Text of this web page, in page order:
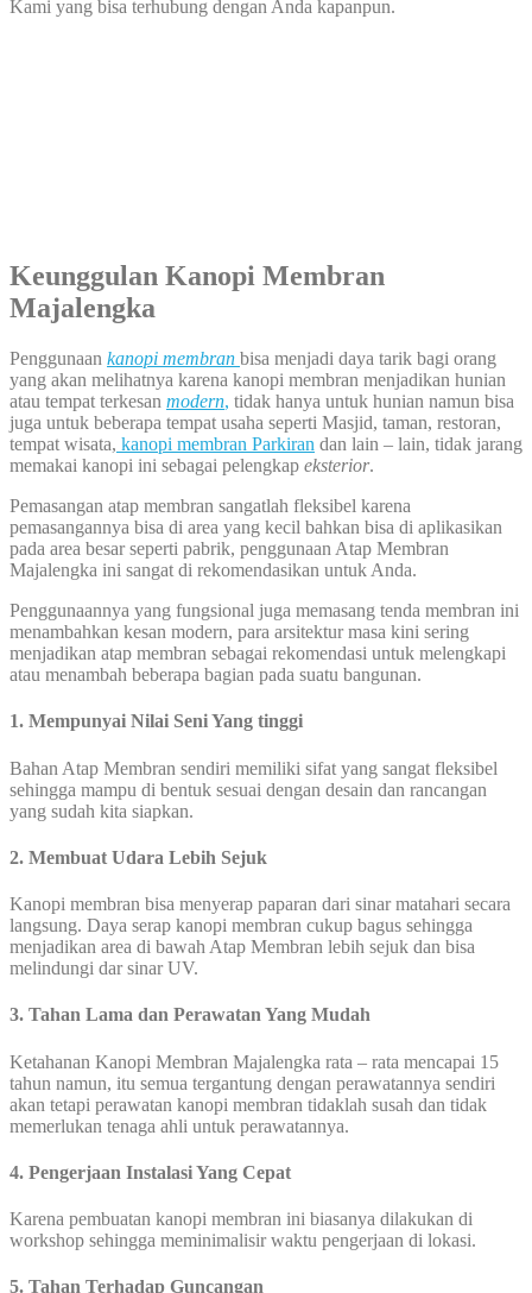
Kami yang bisa terhubung dengan Anda kapanpun.
Keunggulan Kanopi Membran
Majalengka
Penggunaan kanopi membran bisa menjadi daya tarik bagi orang
yang akan melihatnya karena kanopi membran menjadikan hunian
atau tempat terkesan modern, tidak hanya untuk hunian namun bisa
juga untuk beberapa tempat usaha seperti Masjid, taman, restoran,
tempat wisata, kanopi membran Parkiran dan lain – lain, tidak jarang
memakai kanopi ini sebagai pelengkap eksterior.
Pemasangan atap membran sangatlah fleksibel karena
pemasangannya bisa di area yang kecil bahkan bisa di aplikasikan
pada area besar seperti pabrik, penggunaan Atap Membran
Majalengka ini sangat di rekomendasikan untuk Anda.
Penggunaannya yang fungsional juga memasang tenda membran ini
menambahkan kesan modern, para arsitektur masa kini sering
menjadikan atap membran sebagai rekomendasi untuk melengkapi
atau menambah beberapa bagian pada suatu bangunan.
1. Mempunyai Nilai Seni Yang tinggi
Bahan Atap Membran sendiri memiliki sifat yang sangat fleksibel
sehingga mampu di bentuk sesuai dengan desain dan rancangan
yang sudah kita siapkan.
2. Membuat Udara Lebih Sejuk
Kanopi membran bisa menyerap paparan dari sinar matahari secara
langsung. Daya serap kanopi membran cukup bagus sehingga
menjadikan area di bawah Atap Membran lebih sejuk dan bisa
melindungi dar sinar UV.
3. Tahan Lama dan Perawatan Yang Mudah
Ketahanan Kanopi Membran Majalengka rata – rata mencapai 15
tahun namun, itu semua tergantung dengan perawatannya sendiri
akan tetapi perawatan kanopi membran tidaklah susah dan tidak
memerlukan tenaga ahli untuk perawatannya.
4. Pengerjaan Instalasi Yang Cepat
Karena pembuatan kanopi membran ini biasanya dilakukan di
workshop sehingga meminimalisir waktu pengerjaan di lokasi.
5. Tahan Terhadap Guncangan